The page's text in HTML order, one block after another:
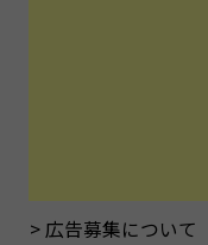
広告募集について